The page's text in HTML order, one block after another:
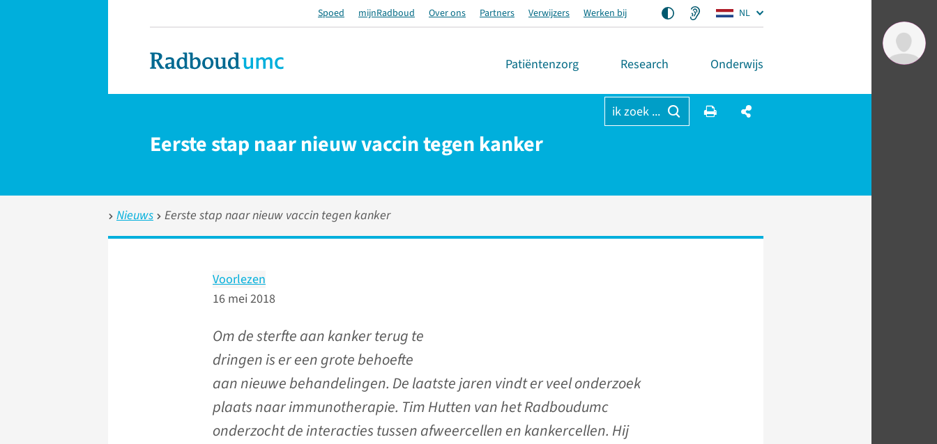
Spoed mijnRadboud Over ons Partners Verwijzers Werken bij NL
Patiëntenzorg Research Onderwijs
ik zoek ...
Eerste stap naar nieuw vaccin tegen kanker
Nieuws Eerste stap naar nieuw vaccin tegen kanker
Voorlezen
16 mei 2018
Om de sterfte aan kanker terug te
dringen is er een grote behoefte
aan nieuwe behandelingen. De laatste jaren vindt er veel onderzoek
plaats naar immunotherapie. Tim Hutten van het Radboudumc
onderzocht de interacties tussen afweercellen en kankercellen. Hij